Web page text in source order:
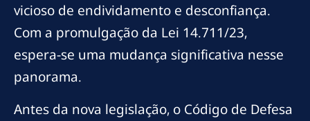
vicioso de endividamento e desconfiança.
Com a promulgação da Lei 14.711/23,
espera-se uma mudança significativa nesse
panorama.
Antes da nova legislação, o Código de Defesa